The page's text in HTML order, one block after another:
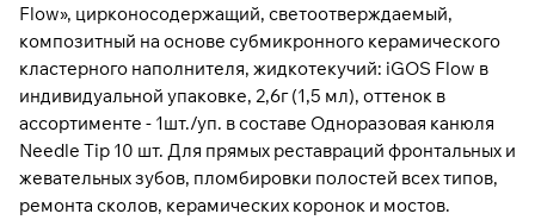
Flow», цирконосодержащий, светоотверждаемый,
композитный на основе субмикронного керамического
кластерного наполнителя, жидкотекучий: iGOS Flow в
индивидуальной упаковке, 2,6г (1,5 мл), оттенок в
ассортименте - 1шт./уп. в составе Одноразовая канюля
Needle Tip 10 шт. Для прямых реставраций фронтальных и
жевательных зубов, пломбировки полостей всех типов,
ремонта сколов, керамических коронок и мостов.